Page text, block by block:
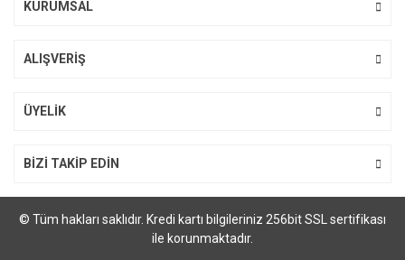
KURUMSAL
ALIŞVERİŞ
ÜYELİK
BİZİ TAKİP EDİN
© Tüm hakları saklıdır. Kredi kartı bilgileriniz 256bit SSL sertifikası
ile korunmaktadır.